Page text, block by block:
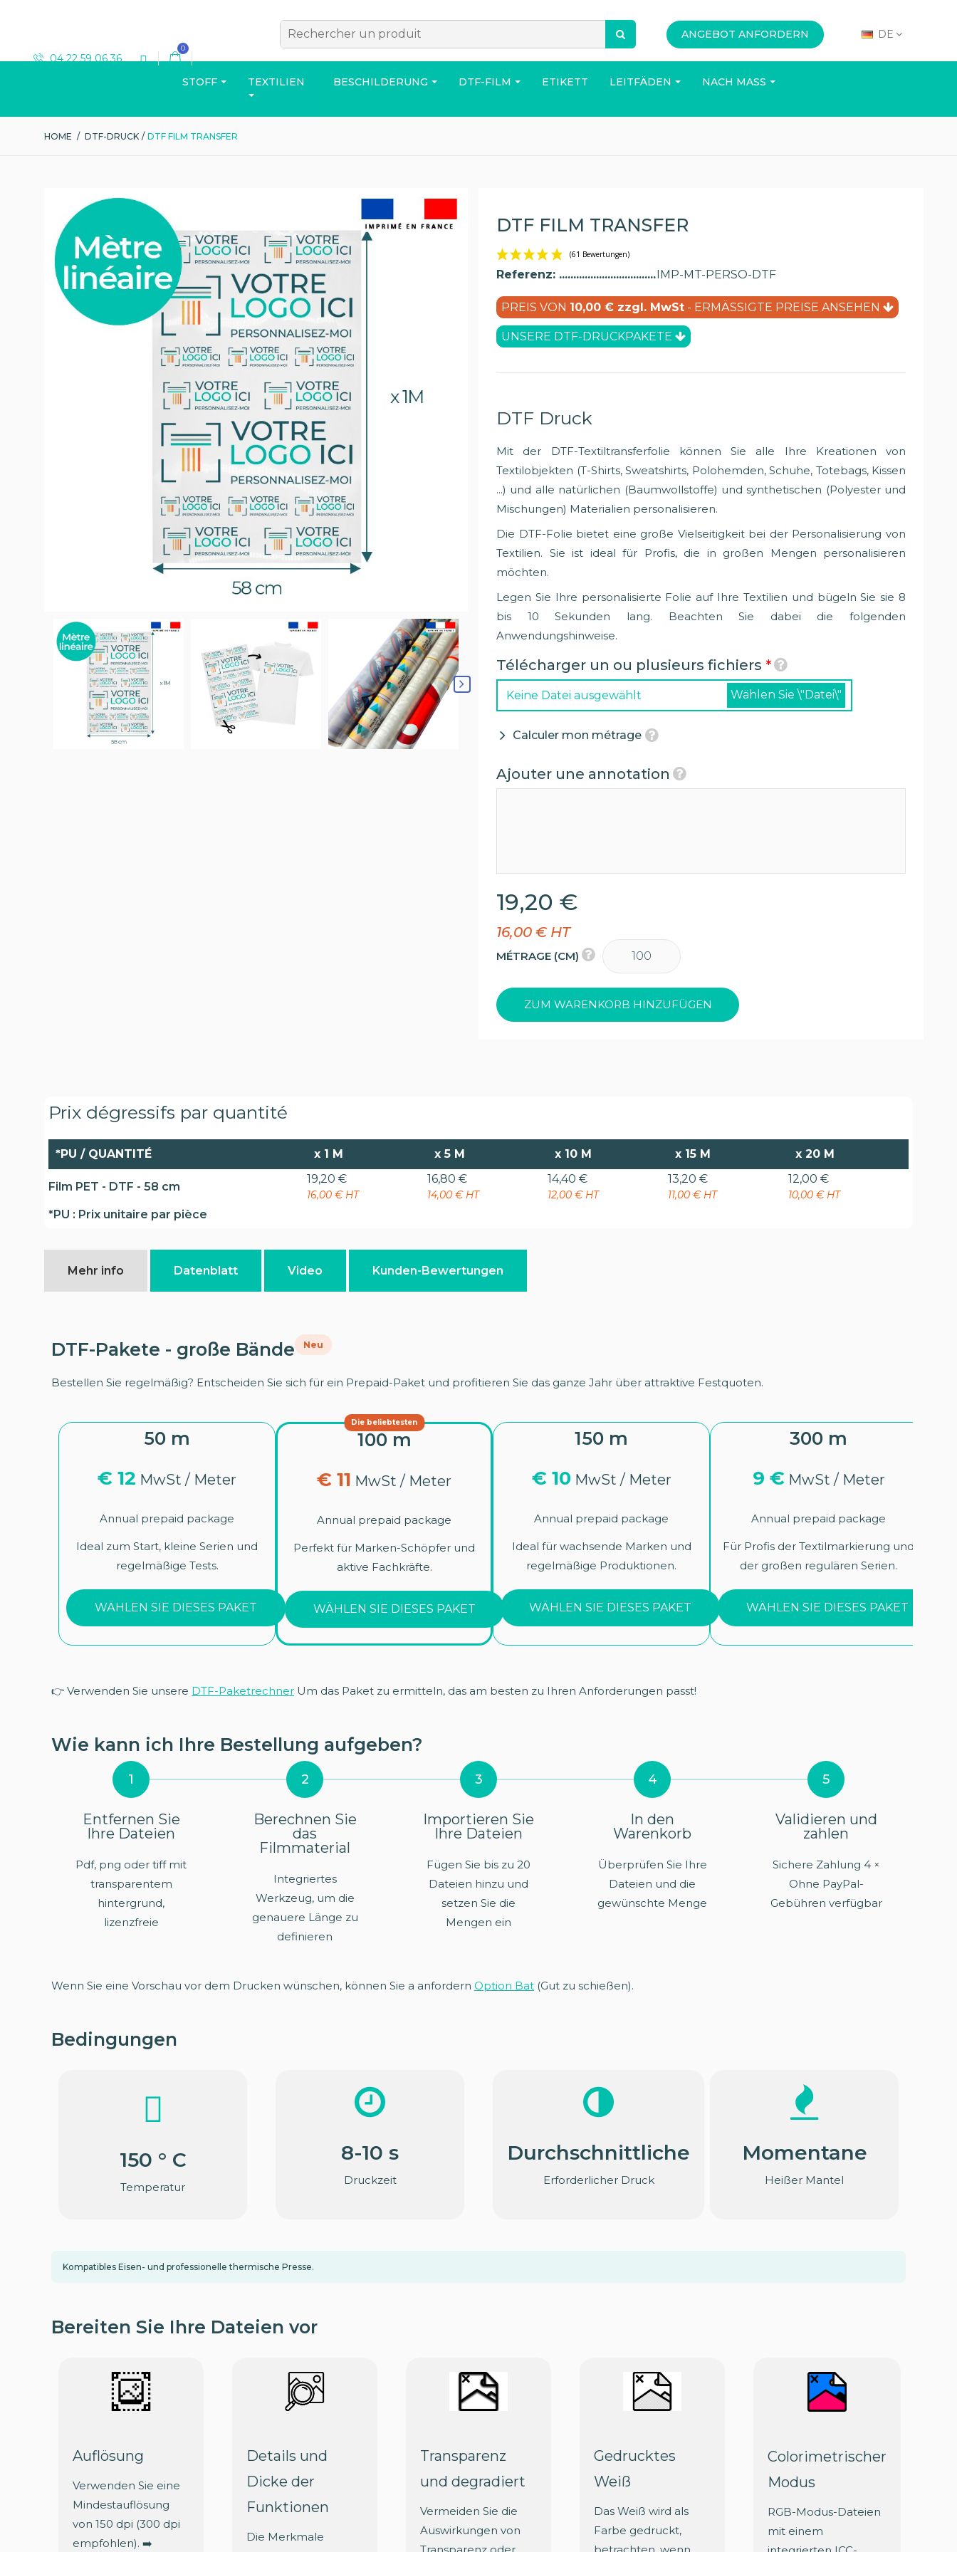
ANGEBOT ANFORDERN
DE
04 22 59 06 36
0
STOFF TEXTILIEN
Katalog ansehen
BESCHILDERUNG DTF-FILM ETIKETT LEITFÄDEN NACH MASS
HOME / DTF-DRUCK / DTF FILM TRANSFER
DTF FILM TRANSFER
(61 Bewertungen)
Referenz: IMP-MT-PERSO-DTF
PREIS VON 10,00 € zzgl. MwSt - ERMÄSSIGTE PREISE ANSEHEN
UNSERE DTF-DRUCKPAKETE
DTF Druck
Mit der DTF-Textiltransferfolie können Sie alle Ihre Kreationen von
Textilobjekten (T-Shirts, Sweatshirts, Polohemden, Schuhe, Totebags, Kissen
...) und alle natürlichen (Baumwollstoffe) und synthetischen (Polyester und
Mischungen) Materialien personalisieren.
Die DTF-Folie bietet eine große Vielseitigkeit bei der Personalisierung von
Textilien. Sie ist ideal für Profis, die in großen Mengen personalisieren
möchten.
Legen Sie Ihre personalisierte Folie auf Ihre Textilien und bügeln Sie sie 8
bis 10 Sekunden lang. Beachten Sie dabei die folgenden
Anwendungshinweise.
Télécharger un ou plusieurs fichiers *
Keine Datei ausgewählt Wählen Sie \"Datei\"
Calculer mon métrage
Ajouter une annotation
19,20 €
16,00 € HT
MÉTRAGE (CM)
ZUM WARENKORB HINZUFÜGEN
Prix dégressifs par quantité
*PU / QUANTITÉ x 1 M x5 M x 10 M x 15 M x 20 M
Film PET - DTF - 58 cm
19,20 €
16,00 € HT
16,80 €
14,00 € HT
14,40 €
12,00 € HT
13,20 €
11,00 € HT
12,00 €
10,00 € HT
*PU : Prix unitaire par pièce
Mehr info Datenblatt Video Kunden-Bewertungen
DTF-Pakete - große Bände Neu
Bestellen Sie regelmäßig? Entscheiden Sie sich für ein Prepaid-Paket und profitieren Sie das ganze Jahr über attraktive Festquoten.
50 m
€ 12 MwSt / Meter
Annual prepaid package
Ideal zum Start, kleine Serien und
regelmäßige Tests.
WÄHLEN SIE DIESES PAKET
100 m
Die beliebtesten
€ 11 MwSt / Meter
Annual prepaid package
Perfekt für Marken-Schöpfer und
aktive Fachkräfte.
WÄHLEN SIE DIESES PAKET
150 m
€ 10 MwSt / Meter
Annual prepaid package
Ideal für wachsende Marken und
regelmäßige Produktionen.
WÄHLEN SIE DIESES PAKET
300 m
9 € MwSt / Meter
Annual prepaid package
Für Profis der Textilmarkierung und
der großen regulären Serien.
WÄHLEN SIE DIESES PAKET
👉 Verwenden Sie unsere DTF-Paketrechner Um das Paket zu ermitteln, das am besten zu Ihren Anforderungen passt!
Wie kann ich Ihre Bestellung aufgeben?
1
Entfernen Sie
Ihre Dateien
Pdf, png oder tiff mit
transparentem
hintergrund,
lizenzfreie
2
Berechnen Sie
das
Filmmaterial
Integriertes
Werkzeug, um die
genauere Länge zu
definieren
3
Importieren Sie
Ihre Dateien
Fügen Sie bis zu 20
Dateien hinzu und
setzen Sie die
Mengen ein
4
In den
Warenkorb
Überprüfen Sie Ihre
Dateien und die
gewünschte Menge
5
Validieren und
zahlen
Sichere Zahlung 4 ×
Ohne PayPal-
Gebühren verfügbar
Wenn Sie eine Vorschau vor dem Drucken wünschen, können Sie a anfordern Option Bat (Gut zu schießen).
Bedingungen
150 ° C
Temperatur
8-10 s
Druckzeit
Durchschnittliche
Erforderlicher Druck
Momentane
Heißer Mantel
Kompatibles Eisen- und professionelle thermische Presse.
Bereiten Sie Ihre Dateien vor
Auflösung
Verwenden Sie eine
Mindestauflösung
von 150 dpi (300 dpi
empfohlen). ➡️
Details und
Dicke der
Funktionen
Die Merkmale
Transparenz
und degradiert
Vermeiden Sie die
Auswirkungen von
Gedrucktes
Weiß
Das Weiß wird als
Farbe gedruckt,
Colorimetrischer
Modus
RGB-Modus-Dateien
mit einem